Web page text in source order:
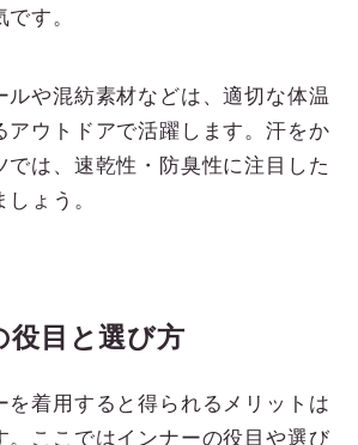
す。
ルや混紡素材などは、適切な体温
アウトドアで活躍します。汗をか
では、速乾性・防臭性に注目した
ょう。
役目と選び方
を着用すると得られるメリットは
。ここではインナーの役目や選び